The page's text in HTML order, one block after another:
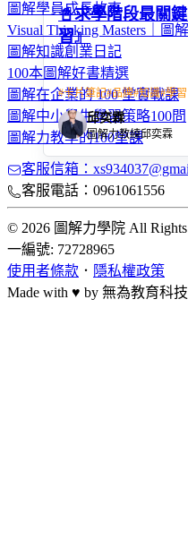
圖解學員成長故事
Visual Thinking Masters｜圖
圖解知識創業日記
100本圖解好書精選
圖解在企業的 100 堂實戰課
圖解中小學生學習策略100問
圖解力教學的100堂課
📓求學階段最關
習』
#卡片筆記#品牌#知識#學習
邱奕霖
圖解力教練邱奕霖
客服信箱：
客服電話：0961061556
© 2026 圖解力學院 All Rights
一編號: 72728965
使用者條款 ． 隱私權政策
Made with ♥ by 無為教育科